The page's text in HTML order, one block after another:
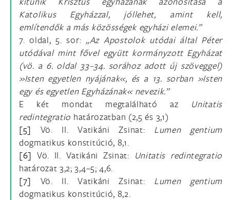
Katolikus Egyházzal, jóllehet, amint kell,
említendők a más közösségek egyházi elemei.”
7. oldal, 5. sor: „Az Apostolok utódai által Péter
utódával mint fővel együtt kormányzott Egyházat
(vö. a 6. oldal 33–34. sorához adott új szöveggel)
»Isten egyetlen nyájának«, és a 13. sorban »Isten
egy és egyetlen Egyházának« nevezik.”
E két mondat megtalálható az Unitatis
redintegratio határozatban (2,5 és 3,1)
[5] Vö. II. Vatikáni Zsinat: Lumen gentium
dogmatikus konstitúció, 8,1.
[6] Vö. II. Vatikáni Zsinat: Unitatis redintegratio
határozat 3,2; 3,4–5; 4,6.
[7] Vö. II. Vatikáni Zsinat: Lumen gentium
dogmatikus konstitúció, 8,2.